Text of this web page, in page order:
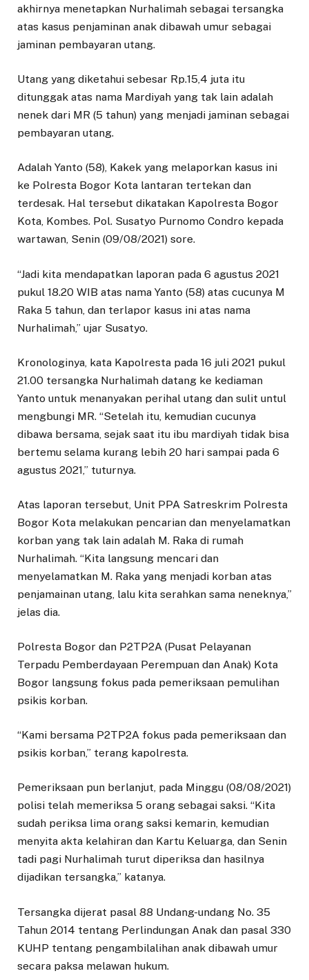
akhirnya menetapkan Nurhalimah sebagai tersangka
atas kasus penjaminan anak dibawah umur sebagai
jaminan pembayaran utang.
Utang yang diketahui sebesar Rp.15,4 juta itu
ditunggak atas nama Mardiyah yang tak lain adalah
nenek dari MR (5 tahun) yang menjadi jaminan sebagai
pembayaran utang.
Adalah Yanto (58), Kakek yang melaporkan kasus ini
ke Polresta Bogor Kota lantaran tertekan dan
terdesak. Hal tersebut dikatakan Kapolresta Bogor
Kota, Kombes. Pol. Susatyo Purnomo Condro kepada
wartawan, Senin (09/08/2021) sore.
“Jadi kita mendapatkan laporan pada 6 agustus 2021
pukul 18.20 WIB atas nama Yanto (58) atas cucunya M
Raka 5 tahun, dan terlapor kasus ini atas nama
Nurhalimah,” ujar Susatyo.
Kronologinya, kata Kapolresta pada 16 juli 2021 pukul
21.00 tersangka Nurhalimah datang ke kediaman
Yanto untuk menanyakan perihal utang dan sulit untul
mengbungi MR. “Setelah itu, kemudian cucunya
dibawa bersama, sejak saat itu ibu mardiyah tidak bisa
bertemu selama kurang lebih 20 hari sampai pada 6
agustus 2021,” tuturnya.
Atas laporan tersebut, Unit PPA Satreskrim Polresta
Bogor Kota melakukan pencarian dan menyelamatkan
korban yang tak lain adalah M. Raka di rumah
Nurhalimah. “Kita langsung mencari dan
menyelamatkan M. Raka yang menjadi korban atas
penjamainan utang, lalu kita serahkan sama neneknya,”
jelas dia.
Polresta Bogor dan P2TP2A (Pusat Pelayanan
Terpadu Pemberdayaan Perempuan dan Anak) Kota
Bogor langsung fokus pada pemeriksaan pemulihan
psikis korban.
“Kami bersama P2TP2A fokus pada pemeriksaan dan
psikis korban,” terang kapolresta.
Pemeriksaan pun berlanjut, pada Minggu (08/08/2021)
polisi telah memeriksa 5 orang sebagai saksi. “Kita
sudah periksa lima orang saksi kemarin, kemudian
menyita akta kelahiran dan Kartu Keluarga, dan Senin
tadi pagi Nurhalimah turut diperiksa dan hasilnya
dijadikan tersangka,” katanya.
Tersangka dijerat pasal 88 Undang-undang No. 35
Tahun 2014 tentang Perlindungan Anak dan pasal 330
KUHP tentang pengambilalihan anak dibawah umur
secara paksa melawan hukum.